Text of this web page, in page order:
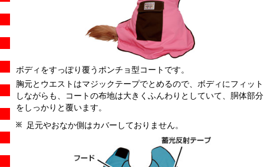
ボディをすっぽり覆うポンチョ型コートです。
胸元とウエストはマジックテープでとめるので、ボディにフィット
しながらも、コートの布地は大きくふんわりとしていて、胴体部分
をしっかりと覆います。
足元やおなか側はカバーしておりません。